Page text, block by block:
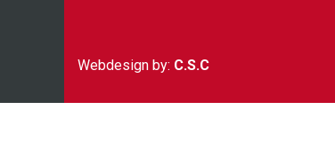
Webdesign by: C.S.C